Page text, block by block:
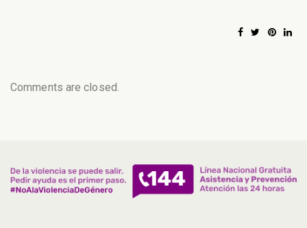
Comments are closed.